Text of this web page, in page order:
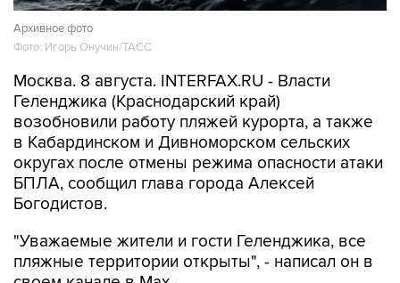
Фото: Игорь Онучин/ТАСС
Москва. 8 августа. INTERFAX.RU - Власти
возобновили работу пляжей курорта, а также
в Кабардинском и Дивноморском сельских
округах после отмены режима опасности атаки
БПЛА, сообщил глава города Алексей
Богодистов.
"Уважаемые жители и гости Геленджика, все
своем канале в Max.